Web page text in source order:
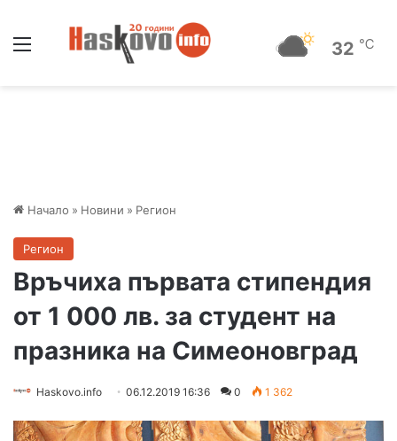
32 ℃
Начало » Новини » Регион
Регион
Връчиха първата стипендия
от 1 000 лв. за студент на
празника на Симеоновград
Haskovo.info 06.12.2019 16:36 0 1 362